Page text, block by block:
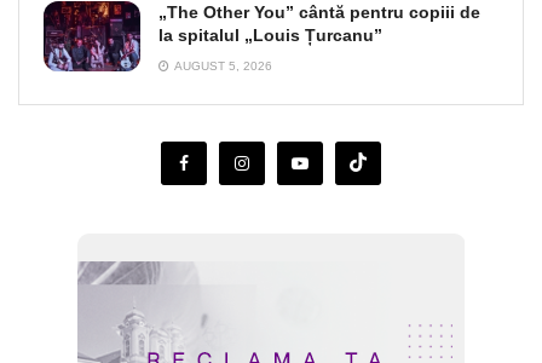
„The Other You” cântă pentru copiii de
la spitalul „Louis Țurcanu”
AUGUST 5, 2026